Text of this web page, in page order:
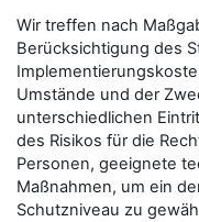
Wir treffen nach
Berücksichtigung des
Umstände und der
unterschiedlichen
des Risikos für die
Personen, geeignete
Maßnahmen, um ein
Schutzniveau zu